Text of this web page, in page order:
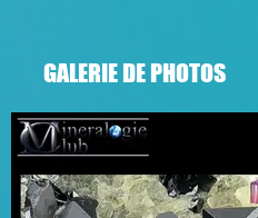
GALERIE DE PHOTOS